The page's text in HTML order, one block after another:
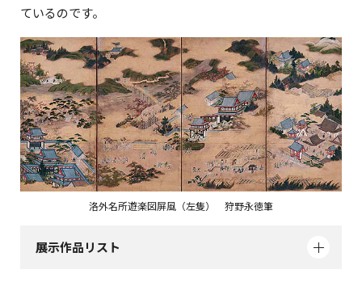
ているのです。
洛外名所遊楽図屏風（左隻） 狩野永徳筆
展示作品リスト